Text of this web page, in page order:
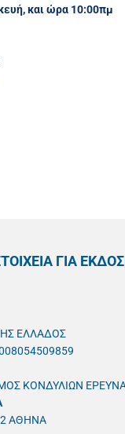
και ώρα 10:00πμ
ΓΙΑ
ΕΛΛΑΔΟΣ
ΚΟΝΔΥΛΙΩΝ
ΑΘΗΝΑ